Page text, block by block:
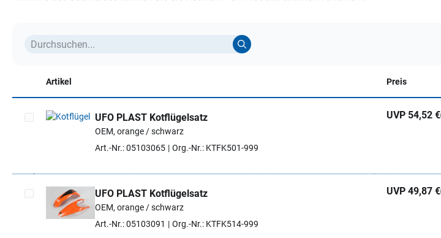
Artikel Preis
Artikel auswählen
UFO PLAST Kotflügelsatz
OEM, orange / schwarz
Art.-Nr.: 05103065
Org.-Nr.: KTFK501-999
UVP 54,52 €
Artikel auswählen
UFO PLAST Kotflügelsatz
OEM, orange / schwarz
Art.-Nr.: 05103091
Org.-Nr.: KTFK514-999
UVP 49,87 €